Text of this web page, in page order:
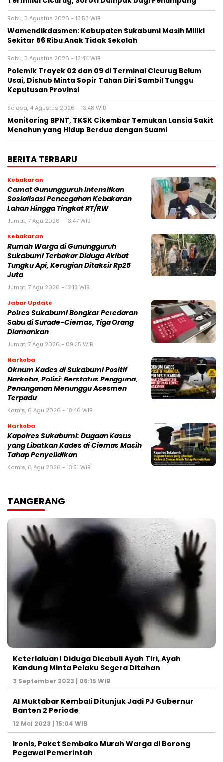
Rabu, 5 Agustus 2026 - 13:53 WIB
Wamendikdasmen: Kabupaten Sukabumi Masih Miliki
Sekitar 56 Ribu Anak Tidak Sekolah
Rabu, 5 Agustus 2026 - 12:44 WIB
Polemik Trayek 02 dan 09 di Terminal Cicurug Belum
Usai, Dishub Minta Sopir Tahan Diri Sambil Tunggu
Keputusan Provinsi
Selasa, 4 Agustus 2026 - 13:48 WIB
‎Monitoring BPNT, TKSK Cikembar Temukan Lansia Sakit
Menahun yang Hidup Berdua dengan Suami
BERITA TERBARU
Kebakaran
‎‎Camat Gunungguruh Intensifkan
Sosialisasi Pencegahan Kebakaran
Lahan Hingga Tingkat RT/RW‎
Jumat, 7 Agu 2026 - 13:47 WIB
Kebakaran
‎Rumah Warga di Gunungguruh
Sukabumi Terbakar Diduga Akibat
Tungku Api, Kerugian Ditaksir Rp25
Juta
Jumat, 7 Agu 2026 - 12:18 WIB
Jabar Update
Polres Sukabumi Bongkar Peredaran
Sabu di Surade-Ciemas, Tiga Orang
Diamankan
Jumat, 7 Agu 2026 - 09:25 WIB
Narkoba
Oknum Kades di Sukabumi Positif
Narkoba, Polisi: Berstatus Pengguna,
Penanganan Menunggu Asesmen
Terpadu
Kamis, 6 Agu 2026 - 18:46 WIB
Narkoba
Kapolres Sukabumi: Dugaan Kasus
yang Libatkan Kades di Ciemas Masih
Tahap Penyelidikan
Kamis, 6 Agu 2026 - 13:51 WIB
TANGERANG
Keterlaluan! Diduga Dicabuli Ayah Tiri, Ayah
Kandung Minta Pelaku Segera Ditahan
3 September 2023 | 06:15 WIB
Al Muktabar Kembali Ditunjuk Jadi PJ Gubernur
Banten 2 Periode
12 Mei 2023 | 15:04 WIB
Ironis, Paket Sembako Murah Warga di Borong
Pegawai Pemerintah